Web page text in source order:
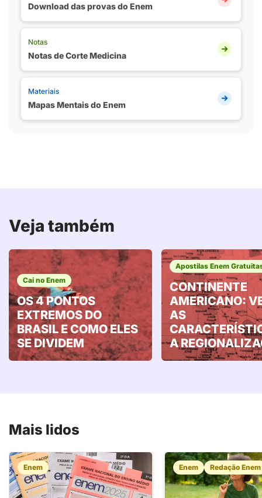
Download das provas do Enem
Notas
Notas de Corte Medicina
Materiais
Mapas Mentais do Enem
Veja também
Cai no Enem
OS 4 PONTOS
EXTREMOS DO
BRASIL E COMO ELES
SE DIVIDEM
Apostilas Enem
CONTINENTE
AMERICANO:
AS
A
Mais lidos
Enem Enem Redação Enem